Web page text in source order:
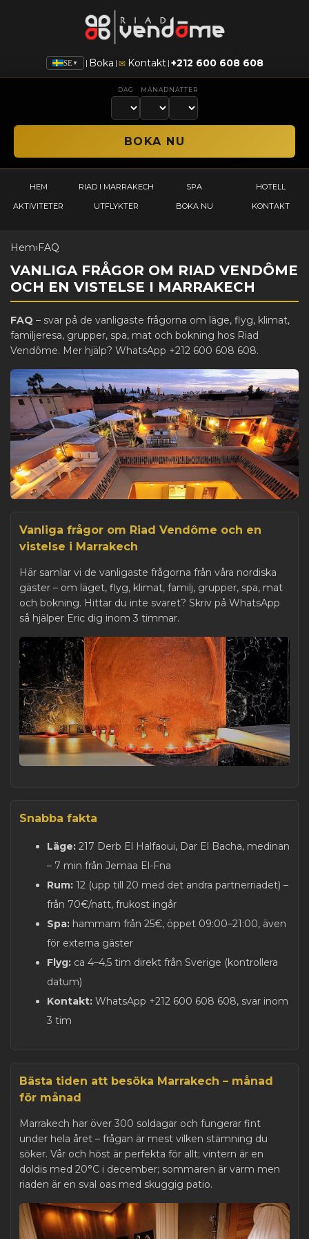
SE ▼ | Boka | ✉ Kontakt | +212 600 608 608
DAG MÅNADNÄTTER
HEM RIAD I MARRAKECH SPA
HOTELL
AKTIVITETER
UTFLYKTER BOKA NU KONTAKT
Hem›FAQ
VANLIGA FRÅGOR OM RIAD VENDÔME
OCH EN VISTELSE I MARRAKECH
FAQ – svar på de vanligaste frågorna om läge, flyg, klimat,
familjeresa, grupper, spa, mat och bokning hos Riad
Vendôme. Mer hjälp? WhatsApp +212 600 608 608.
Vanliga frågor om Riad Vendôme och en
vistelse i Marrakech
Här samlar vi de vanligaste frågorna från våra nordiska
gäster – om läget, flyg, klimat, familj, grupper, spa, mat
och bokning. Hittar du inte svaret? Skriv på WhatsApp
så hjälper Eric dig inom 3 timmar.
Snabba fakta
Läge: 217 Derb El Halfaoui, Dar El Bacha, medinan
– 7 min från Jemaa El-Fna
Rum: 12 (upp till 20 med det andra partnerriadet) –
från 70€/natt, frukost ingår
Spa: hammam från 25€, öppet 09:00–21:00, även
för externa gäster
Flyg: ca 4–4,5 tim direkt från Sverige (kontrollera
datum)
Kontakt: WhatsApp +212 600 608 608, svar inom
3 tim
Bästa tiden att besöka Marrakech – månad
för månad
Marrakech har över 300 soldagar och fungerar fint
under hela året – frågan är mest vilken stämning du
söker. Vår och höst är perfekta för allt; vintern är en
doldis med 20°C i december; sommaren är varm men
riaden är en sval oas med skuggig patio.